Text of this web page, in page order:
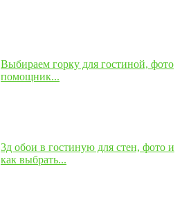
Выбираем горку для гостиной, фото
помощник...
3д обои в гостиную для стен, фото и
как выбрать...